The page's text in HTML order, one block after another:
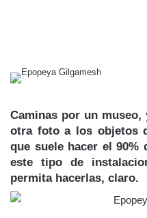
Caminas por un museo,
otra foto a los objetos
que suele hacer el 90%
este tipo de
permita hacerlas, claro.